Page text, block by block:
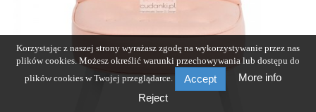
Korzystając z naszej strony wyrażasz zgodę na wykorzystywanie przez nas
plików cookies. Możesz określić warunki przechowywania lub dostępu do
plików cookies w Twojej przeglądarce.
Accept
More info
Reject